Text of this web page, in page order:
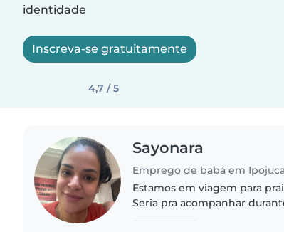
identidade
Inscreva-se gratuitamente
4,7 / 5
Sayonara
Emprego de babá em Ipojuca
Estamos em viagem para
Seria pra acompanhar